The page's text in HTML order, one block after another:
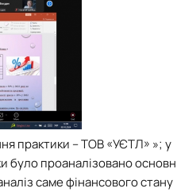
практики – ТОВ «УЄТЛ» »; у
було проаналізовано
саме фінансового стану